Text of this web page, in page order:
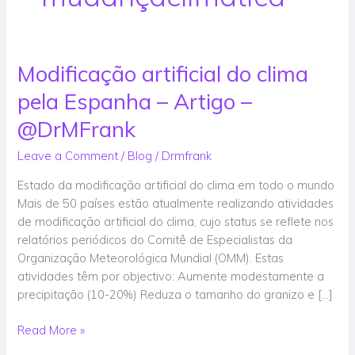
Modificação artificial do clima
pela Espanha – Artigo –
@DrMFrank
Leave a Comment / Blog / Drmfrank
Estado da modificação artificial do clima em todo o mundo
Mais de 50 países estão atualmente realizando atividades
de modificação artificial do clima, cujo status se reflete nos
relatórios periódicos do Comitê de Especialistas da
Organização Meteorológica Mundial (OMM). Estas
atividades têm por objectivo: Aumente modestamente a
precipitação (10-20%) Reduza o tamanho do granizo e […]
Modificação
artificial
do
clima
pela
Espanha
–
Artigo
@DrMFrank
Read More »